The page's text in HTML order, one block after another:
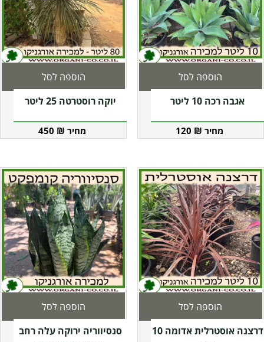
אגבה רכה 10 ליטר
120 ₪
הוספה לסל
יוקה רוסטרטה 25 ליטר
450 ₪
הוספה לסל
דרצנה אוסטרלית אדומה 10
הוספה לסל
סנסיווריה ירוקה עלה רחב
הוספה לסל